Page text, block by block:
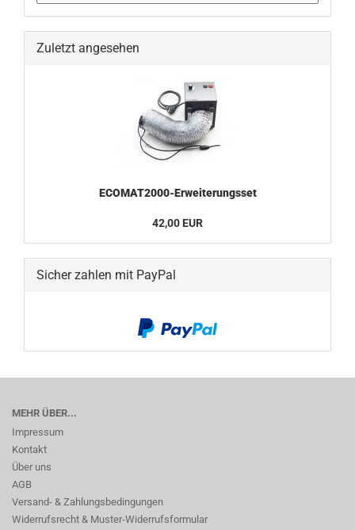
Zuletzt angesehen
ECOMAT2000-Erweiterungsset
42,00 EUR
Sicher zahlen mit PayPal
MEHR ÜBER...
Impressum
Kontakt
Über uns
AGB
Versand- & Zahlungsbedingungen
Widerrufsrecht & Muster-Widerrufsformular